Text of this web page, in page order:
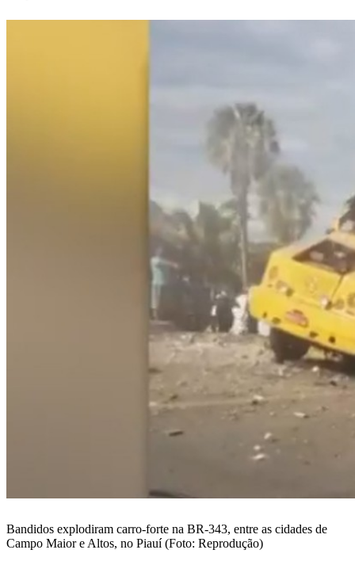
Bandidos explodiram carro-forte na BR-343, entre as cidades de
Campo Maior e Altos, no Piauí (Foto: Reprodução)